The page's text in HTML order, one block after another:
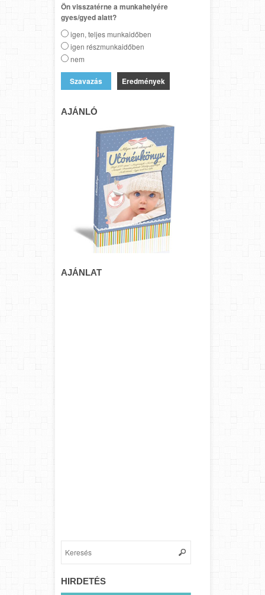
Ön visszatérne a munkahelyére
gyes/gyed alatt?
igen, teljes munkaidőben
igen részmunkaidőben
nem
Eredmények
AJÁNLÓ
AJÁNLAT
HIRDETÉS